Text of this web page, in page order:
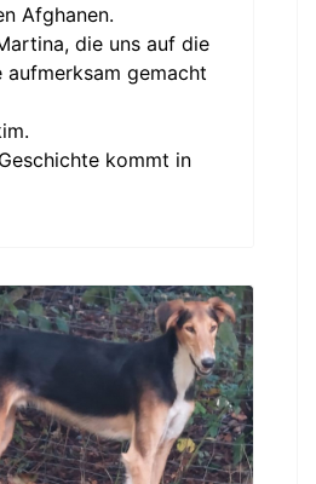
Afghanen.
die uns auf die
aufmerksam gemacht
kommt in